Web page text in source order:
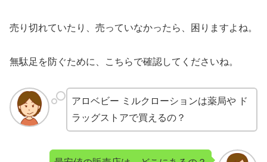
売り切れていたり、売っていなかったら、困りますよね。
無駄足を防ぐために、こちらで確認してくださいね。
アロベビー ミルクローションは薬局や ド
ラッグストアで買えるの？